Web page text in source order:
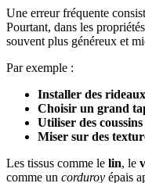
Une erreur fréquente
Pourtant, dans les
souvent plus généreux et
Par exemple :
Installer des
Choisir un grand
Utiliser des
Miser sur des
Les tissus comme le lin, le
comme un corduroy épais